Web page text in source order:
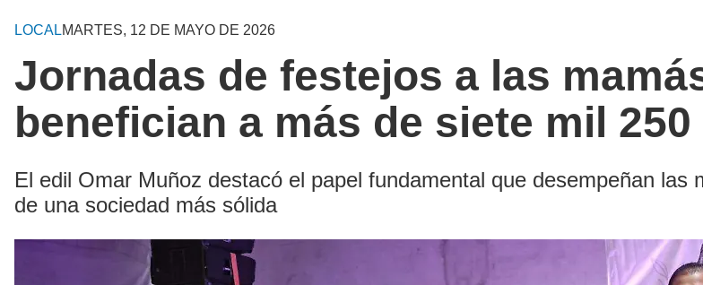
LOCALMARTES, 12 DE MAYO DE 2026
Jornadas de festejos a las
benefician a más de siete mil
El edil Omar Muñoz destacó el papel fundamental que desempeñan
de una sociedad más sólida